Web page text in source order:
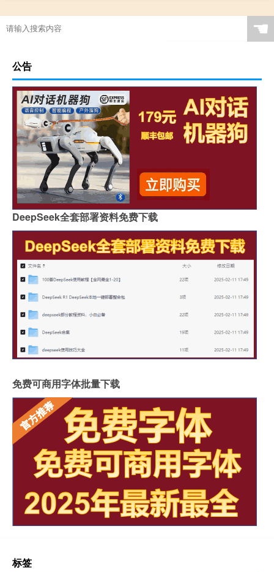
☚
公告
DeepSeek全套部署资料免费下载
免费可商用字体批量下载
标签